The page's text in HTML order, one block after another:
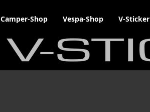
Camper-Shop Vespa-Shop V-Sticker